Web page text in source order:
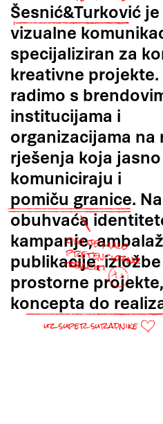
Šesnić&Turković
vizualne
specijaliziran za
kreativne projekte.
radimo s
institucijama i
organizacijama na
rješenja koja jasno
komuniciraju i
pomiču granice.
obuhvaća
kampanje,
publikacije,
prostorne
koncepta do